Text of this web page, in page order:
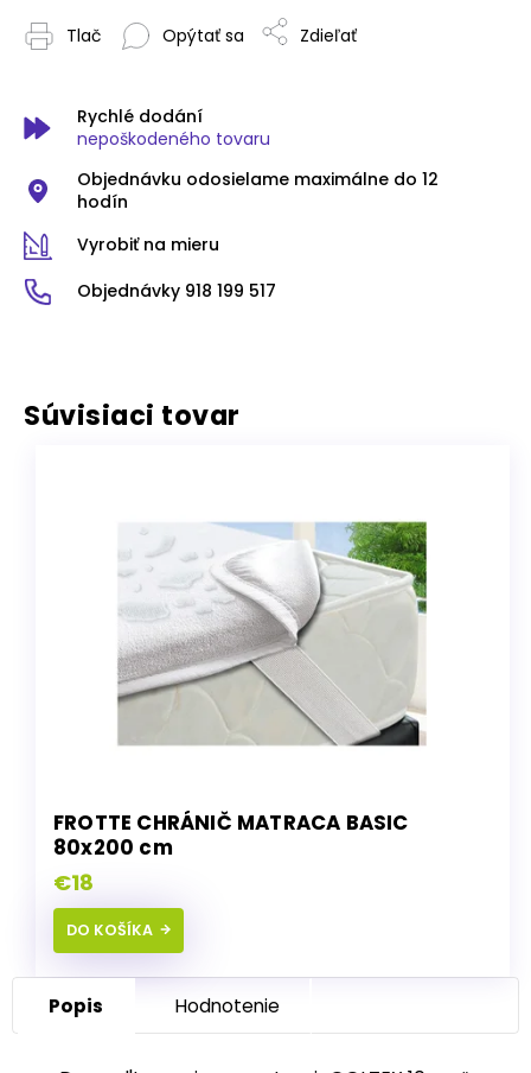
Tlač Opýtať sa Zdieľať
Rychlé dodání
nepoškodeného tovaru
Objednávku odosielame maximálne do 12
hodín
Vyrobiť na mieru
Objednávky 918 199 517
Súvisiaci tovar
FROTTE CHRÁNIČ MATRACA BASIC
80x200 cm
€18
DO KOŠÍKA
Popis Hodnotenie